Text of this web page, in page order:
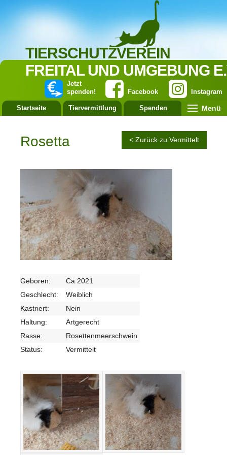
TIERSCHUTZVEREIN
FREITAL UND UMGEBUNG
Instagram
Facebook
Jetzt
spenden!
Startseite Tiervermittlung Spenden Menü
Rosetta < Zurück zu Vermittelt
Geboren:
Ca 2021
Geschlecht:
Weiblich
Kastriert:
Nein
Haltung:
Artgerecht
Rasse:
Rosettenmeerschwein
Status:
Vermittelt